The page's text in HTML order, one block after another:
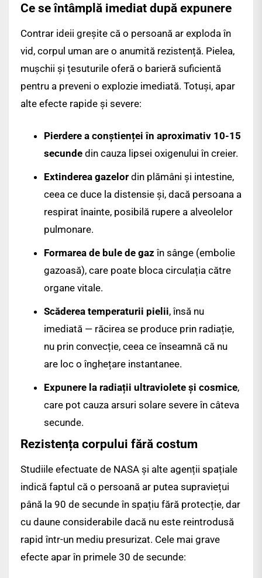
Ce se întâmplă imediat după expunere
Contrar ideii greșite că o persoană ar exploda în
vid, corpul uman are o anumită rezistență. Pielea,
mușchii și țesuturile oferă o barieră suficientă
pentru a preveni o explozie imediată. Totuși, apar
alte efecte rapide și severe:
Pierdere a conștienței în aproximativ 10-15
secunde din cauza lipsei oxigenului în creier.
Extinderea gazelor din plămâni și intestine,
ceea ce duce la distensie și, dacă persoana a
respirat înainte, posibilă rupere a alveolelor
pulmonare.
Formarea de bule de gaz în sânge (embolie
gazoasă), care poate bloca circulația către
organe vitale.
Scăderea temperaturii pielii, însă nu
imediată — răcirea se produce prin radiație,
nu prin convecție, ceea ce înseamnă că nu
are loc o înghețare instantanee.
Expunere la radiații ultraviolete și cosmice,
care pot cauza arsuri solare severe în câteva
secunde.
Rezistența corpului fără costum
Studiile efectuate de NASA și alte agenții spațiale
indică faptul că o persoană ar putea supraviețui
până la 90 de secunde în spațiu fără protecție, dar
cu daune considerabile dacă nu este reintrodusă
rapid într-un mediu presurizat. Cele mai grave
efecte apar în primele 30 de secunde: